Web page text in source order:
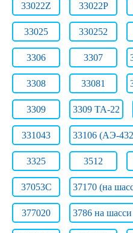
33022Z 33022Р
33025 330252
3306 3307
3308 33081
3309 3309 ТА-22
331043 33106 (АЭ-
3325 3512
37053С 37170 (на
377020 3786 на